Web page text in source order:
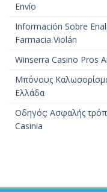
Envío
Información Sobre
Farmacia Violán
Winserra Casino Pros
Μπόνους
Ελλάδα
Οδηγός: Ασφαλής
Casinia